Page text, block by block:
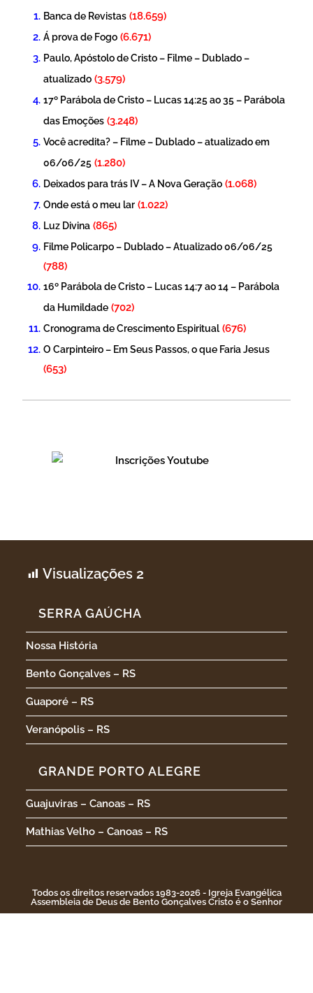
Banca de Revistas (18.659)
Á prova de Fogo (6.671)
Paulo, Apóstolo de Cristo – Filme – Dublado –
atualizado (3.579)
17º Parábola de Cristo – Lucas 14:25 ao 35 – Parábola
das Emoções (3.248)
Você acredita? – Filme – Dublado – atualizado em
06/06/25 (1.280)
Deixados para trás IV – A Nova Geração (1.068)
Onde está o meu lar (1.022)
Luz Divina (865)
Filme Policarpo – Dublado – Atualizado 06/06/25
(788)
16º Parábola de Cristo – Lucas 14:7 ao 14 – Parábola
da Humildade (702)
Cronograma de Crescimento Espiritual (676)
O Carpinteiro – Em Seus Passos, o que Faria Jesus
(653)
Visualizações 2
SERRA GAÚCHA
Nossa História
Bento Gonçalves – RS
Guaporé – RS
Veranópolis – RS
GRANDE PORTO ALEGRE
Guajuviras – Canoas – RS
Mathias Velho – Canoas – RS
Todos os direitos reservados 1983-2026 - Igreja Evangélica
Assembleia de Deus de Bento Gonçalves Cristo é o Senhor